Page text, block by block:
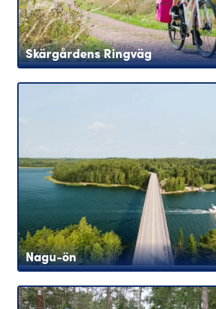
Skärgårdens Ringväg
Nagu-ön